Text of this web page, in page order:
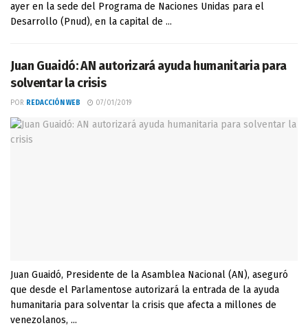
ayer en la sede del Programa de Naciones Unidas para el
Desarrollo (Pnud), en la capital de ...
Juan Guaidó: AN autorizará ayuda humanitaria para
solventar la crisis
POR REDACCIÓN WEB 07/01/2019
Juan Guaidó, Presidente de la Asamblea Nacional (AN), aseguró
que desde el Parlamentose autorizará la entrada de la ayuda
humanitaria para solventar la crisis que afecta a millones de
venezolanos, ...